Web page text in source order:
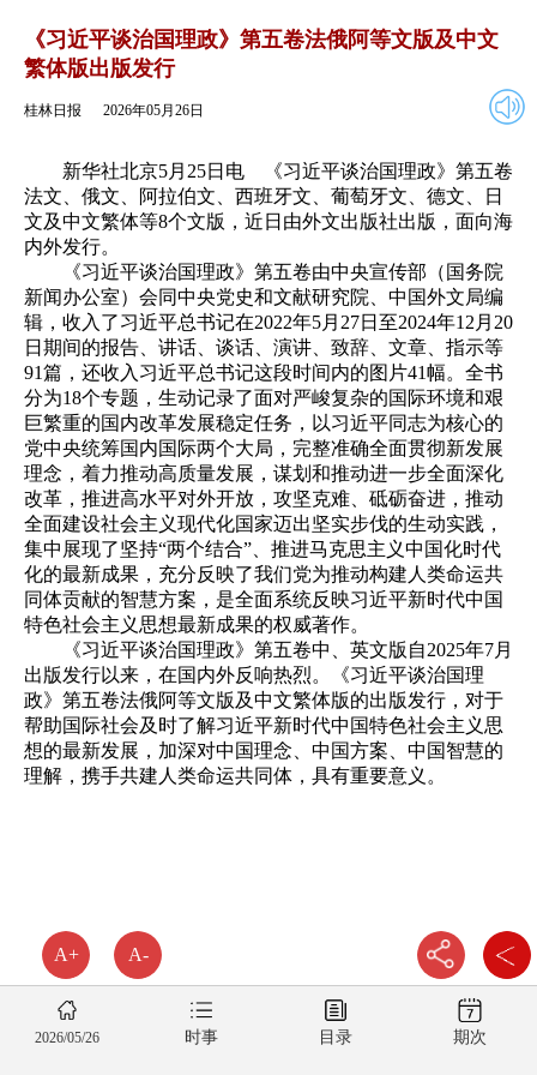
A+ A-
2026年05月26日
《习近平谈治国理政》第五卷法俄阿等文版及中文
繁体版出版发行
桂林日报 2026年05月26日
新华社北京5月25日电 《习近平谈治国理政》第五卷
法文、俄文、阿拉伯文、西班牙文、葡萄牙文、德文、日
文及中文繁体等8个文版，近日由外文出版社出版，面向海
内外发行。
《习近平谈治国理政》第五卷由中央宣传部（国务院
新闻办公室）会同中央党史和文献研究院、中国外文局编
辑，收入了习近平总书记在2022年5月27日至2024年12月20
日期间的报告、讲话、谈话、演讲、致辞、文章、指示等
91篇，还收入习近平总书记这段时间内的图片41幅。全书
分为18个专题，生动记录了面对严峻复杂的国际环境和艰
巨繁重的国内改革发展稳定任务，以习近平同志为核心的
党中央统筹国内国际两个大局，完整准确全面贯彻新发展
理念，着力推动高质量发展，谋划和推动进一步全面深化
改革，推进高水平对外开放，攻坚克难、砥砺奋进，推动
全面建设社会主义现代化国家迈出坚实步伐的生动实践，
集中展现了坚持“两个结合”、推进马克思主义中国化时代
化的最新成果，充分反映了我们党为推动构建人类命运共
同体贡献的智慧方案，是全面系统反映习近平新时代中国
特色社会主义思想最新成果的权威著作。
《习近平谈治国理政》第五卷中、英文版自2025年7月
出版发行以来，在国内外反响热烈。《习近平谈治国理
政》第五卷法俄阿等文版及中文繁体版的出版发行，对于
帮助国际社会及时了解习近平新时代中国特色社会主义思
想的最新发展，加深对中国理念、中国方案、中国智慧的
理解，携手共建人类命运共同体，具有重要意义。
2026/05/26 时事 目录 期次